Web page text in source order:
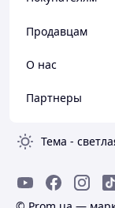
Продавцам
О нас
Партнеры
Тема -